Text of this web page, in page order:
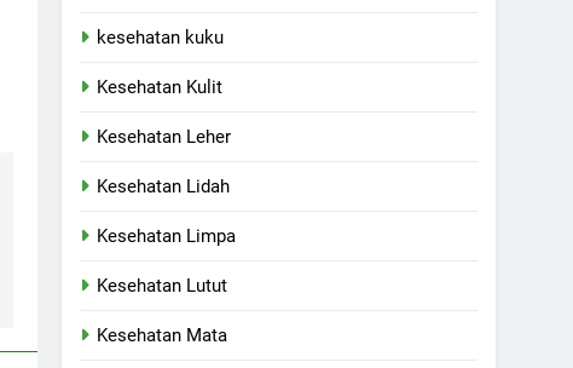
kesehatan kuku
Kesehatan Kulit
Kesehatan Leher
Kesehatan Lidah
Kesehatan Limpa
Kesehatan Lutut
Kesehatan Mata